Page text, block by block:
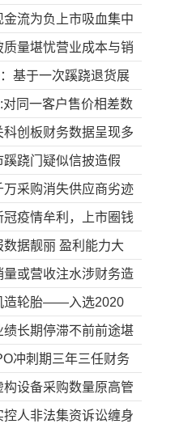
虚假披露虚增巨额营
流为负上市吸血集中
利能力下滑核心竞争
量堪忧营业成本与销
构涉同业竞争研发远
基于一次蹊跷退货展
同一客户售价相差数
假明显销量前后矛盾
科创板财务数据呈现多
辄差异上亿还有可信
跷门疑似信披造假
或为违建
万采购消失供应商劣迹
意识淡漠陷借贷纠纷
疫情牟利，上市圈钱
续存疑
据靓丽 盈利能力大
买入
量或营收注水涉财务造
产数量存疑或难消化
造轮胎——入选2020
绩长期停滞不前前途堪
大跌扩产预期收益难
冲刺期三年三任财务
达200余家公司
设备采购数量原高管
猫腻 业绩下滑停滞不
人非法集资诉讼缠身